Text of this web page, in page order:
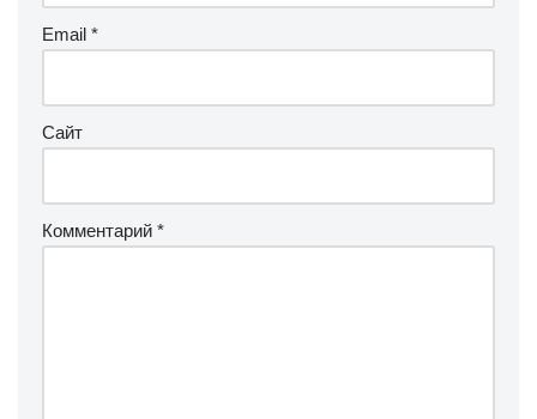
Email *
Сайт
Комментарий *